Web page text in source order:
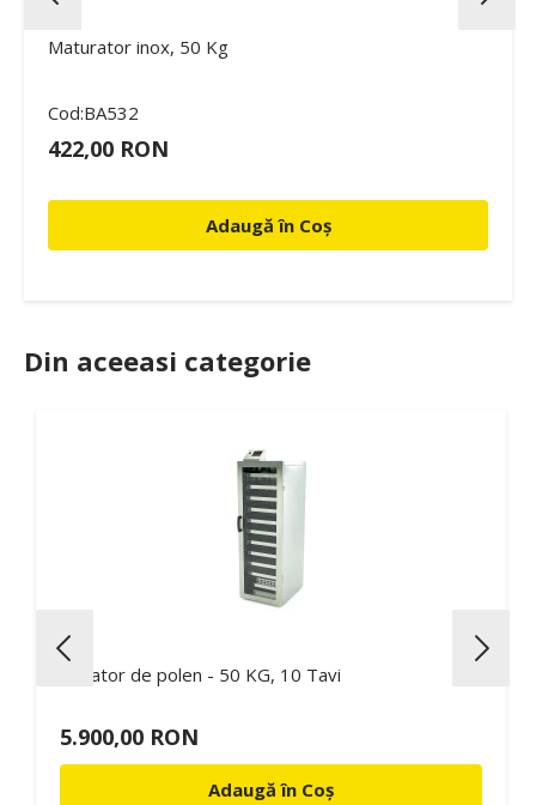
Maturator inox, 50 Kg
Cod:BA532
422,00 RON
Adaugă în Coș
Din aceeasi categorie
Uscator de polen - 50 KG, 10 Tavi
5.900,00 RON
Adaugă în Coș